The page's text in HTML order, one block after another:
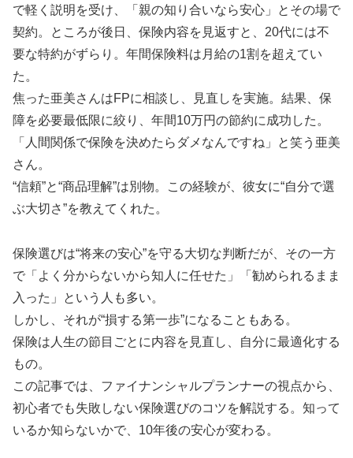
で軽く説明を受け、「親の知り合いなら安心」とその場で
契約。ところが後日、保険内容を見返すと、20代には不
要な特約がずらり。年間保険料は月給の1割を超えてい
た。
焦った亜美さんはFPに相談し、見直しを実施。結果、保
障を必要最低限に絞り、年間10万円の節約に成功した。
「人間関係で保険を決めたらダメなんですね」と笑う亜美
さん。
“信頼”と“商品理解”は別物。この経験が、彼女に“自分で選
ぶ大切さ”を教えてくれた。
保険選びは“将来の安心”を守る大切な判断だが、その一方
で「よく分からないから知人に任せた」「勧められるまま
入った」という人も多い。
しかし、それが“損する第一歩”になることもある。
保険は人生の節目ごとに内容を見直し、自分に最適化する
もの。
この記事では、ファイナンシャルプランナーの視点から、
初心者でも失敗しない保険選びのコツを解説する。知って
いるか知らないかで、10年後の安心が変わる。